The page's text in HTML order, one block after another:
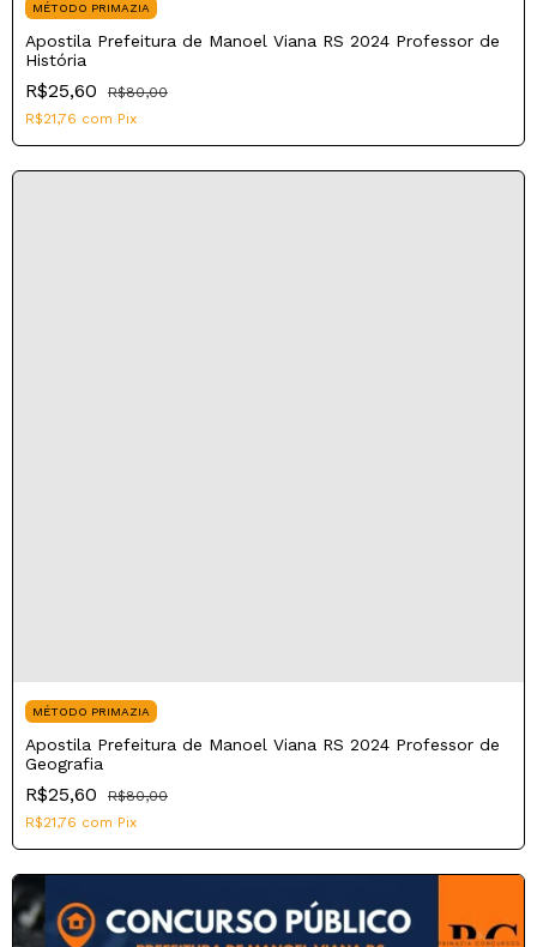
MÉTODO PRIMAZIA
Apostila Prefeitura de Manoel Viana RS 2024 Professor de
História
R$25,60
R$80,00
R$21,76 com Pix
MÉTODO PRIMAZIA
Apostila Prefeitura de Manoel Viana RS 2024 Professor de
Geografia
R$25,60
R$80,00
R$21,76 com Pix